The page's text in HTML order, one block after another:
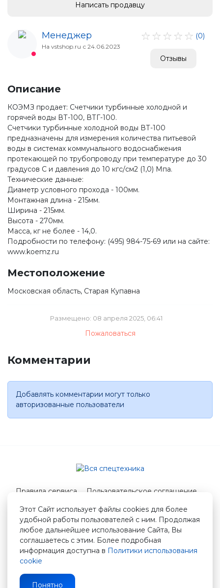
Написать продавцу
Менеджер
На vstshop.ru с 24.06.2023
(0)
Отзывы
Описание
КОЭМЗ продает: Счетчики турбинные холодной и
горячей воды ВТ-100, ВТГ-100.
Счетчики турбинные холодной воды ВТ-100
предназначены для измерения количества питьевой
воды в системах коммунального водоснабжения
протекающей по трубопроводу при температуре до 30
градусов С и давления до 10 кгс/см2 (1,0) Мпа.
Технические данные:
Диаметр условного прохода - 100мм.
Монтажная длина - 215мм.
Ширина - 215мм.
Высота - 270мм.
Масса, кг не более - 14,0.
Подробности по телефону: (495) 984-75-69 или на сайте:
www.koemz.ru
Местоположение
Московская область, Старая Купавна
Размещено: 08 апреля 2025, 06:41
Пожаловаться
Комментарии
Добавлять комментарии могут только
авторизованные пользователи
Этот Сайт использует файлы cookies для более
удобной работы пользователей с ним. Продолжая
любое дальнейшее использование Сайта, Вы
соглашаетесь с этим. Более подробная
информация доступна в Политики использования
cookie
Понятно
Правила сервиса
Пользовательское соглашение
© 2026 Вся спецтехника
info@vstshop.ru